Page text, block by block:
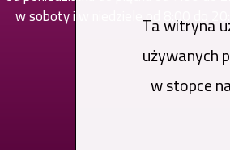
w soboty i w niedziele od 8:00 do
Ta witryna
używanych
w stopce